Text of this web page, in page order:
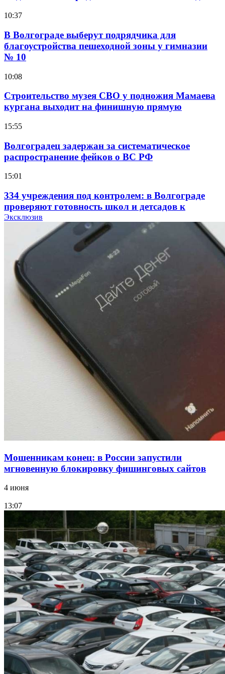
10:37
В Волгограде выберут подрядчика для
благоустройства пешеходной зоны у гимназии
№ 10
10:08
Строительство музея СВО у подножия Мамаева
кургана выходит на финишную прямую
15:55
Волгоградец задержан за систематическое
распространение фейков о ВС РФ
15:01
334 учреждения под контролем: в Волгограде
проверяют готовность школ и детсадов к
учебному году
Покушение на убийство в Волгограде: девушка
напала на незнакомую женщину с ножом
12:39
Сладкий праздник в Волгограде: в Центральном
парке прошёл фестиваль „Арбузный переполох“
Волгоградские компании нарастили экспорт:
заключены контракты на 3,6 млн долларов
Эксклюзив
Мошенникам конец: в России запустили
мгновенную блокировку фишинговых сайтов
4 июня
13:07